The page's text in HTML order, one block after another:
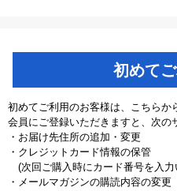
初めて
初めてご利用のお客様は、こちらか
会員にご登録いただきますと、次の
・お届け先住所の追加・変更
・クレジットカード情報の保管
(次回ご購入時にカード番号を入
・メールマガジンの購読内容の変更